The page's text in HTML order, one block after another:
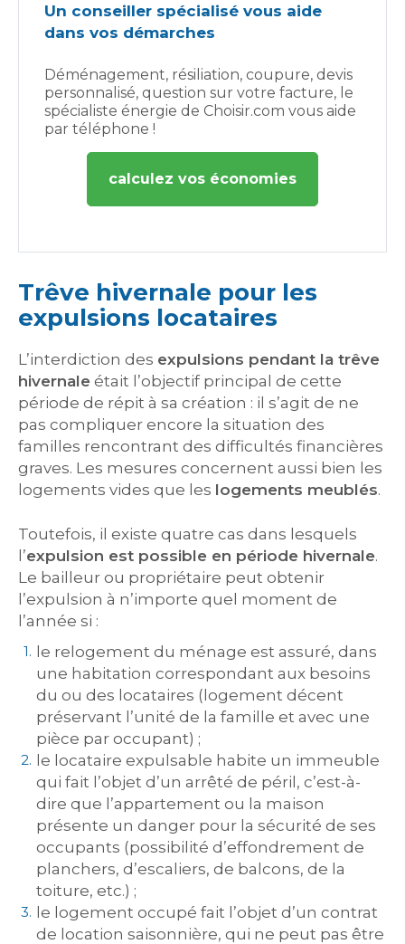
Un conseiller spécialisé vous aide
dans vos démarches
Déménagement, résiliation, coupure, devis
personnalisé, question sur votre facture, le
spécialiste énergie de Choisir.com vous aide
par téléphone !
calculez vos économies
Trêve hivernale pour les
expulsions locataires
L’interdiction des expulsions pendant la trêve
hivernale était l’objectif principal de cette
période de répit à sa création : il s’agit de ne
pas compliquer encore la situation des
familles rencontrant des difficultés financières
graves. Les mesures concernent aussi bien les
logements vides que les logements meublés.
Toutefois, il existe quatre cas dans lesquels
l’expulsion est possible en période hivernale.
Le bailleur ou propriétaire peut obtenir
l’expulsion à n’importe quel moment de
l’année si :
le relogement du ménage est assuré, dans
une habitation correspondant aux besoins
du ou des locataires (logement décent
préservant l’unité de la famille et avec une
pièce par occupant) ;
le locataire expulsable habite un immeuble
qui fait l’objet d’un arrêté de péril, c’est-à-
dire que l’appartement ou la maison
présente un danger pour la sécurité de ses
occupants (possibilité d’effondrement de
planchers, d’escaliers, de balcons, de la
toiture, etc.) ;
le logement occupé fait l’objet d’un contrat
de location saisonnière, qui ne peut pas être